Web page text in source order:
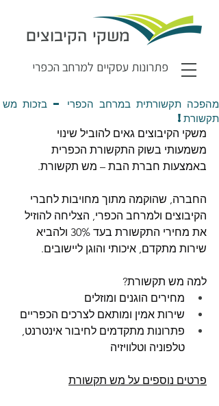
משקי הקיבוצים
פתרונות עסקיים למרחב הכפרי
מהפכה תקשורתית במרחב הכפרי – בזכות מש
תקשורת!
משקי הקיבוצים גאים להוביל שינוי
משמעותי בשוק התקשורת הכפרית
באמצעות חברת הבת – מש תקשורת.
החברה, שהוקמה מתוך מחויבות לחברי
הקיבוצים ולמרחב הכפרי, הצליחה להוזיל
את מחירי התקשורת בעד 30% ולהביא
שירות מתקדם, איכותי והוגן ליישובים.
למה מש תקשורת?
מחירים הוגנים ומוזלים
שירות אמין ומותאם לצרכים הכפריים
פתרונות מתקדמים לחיבור אינטרנט,
טלפוניה וטלוויזיה
פרטים נוספים על מש תקשורת